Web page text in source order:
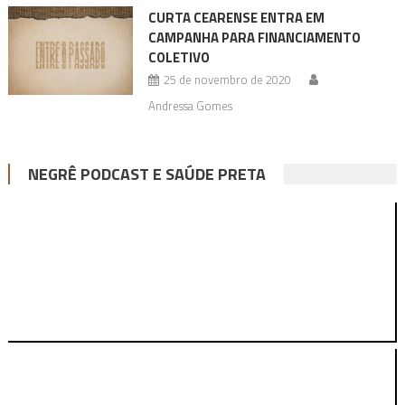
CURTA CEARENSE ENTRA EM
CAMPANHA PARA FINANCIAMENTO
COLETIVO
25 de novembro de 2020
Andressa Gomes
NEGRÊ PODCAST E SAÚDE PRETA